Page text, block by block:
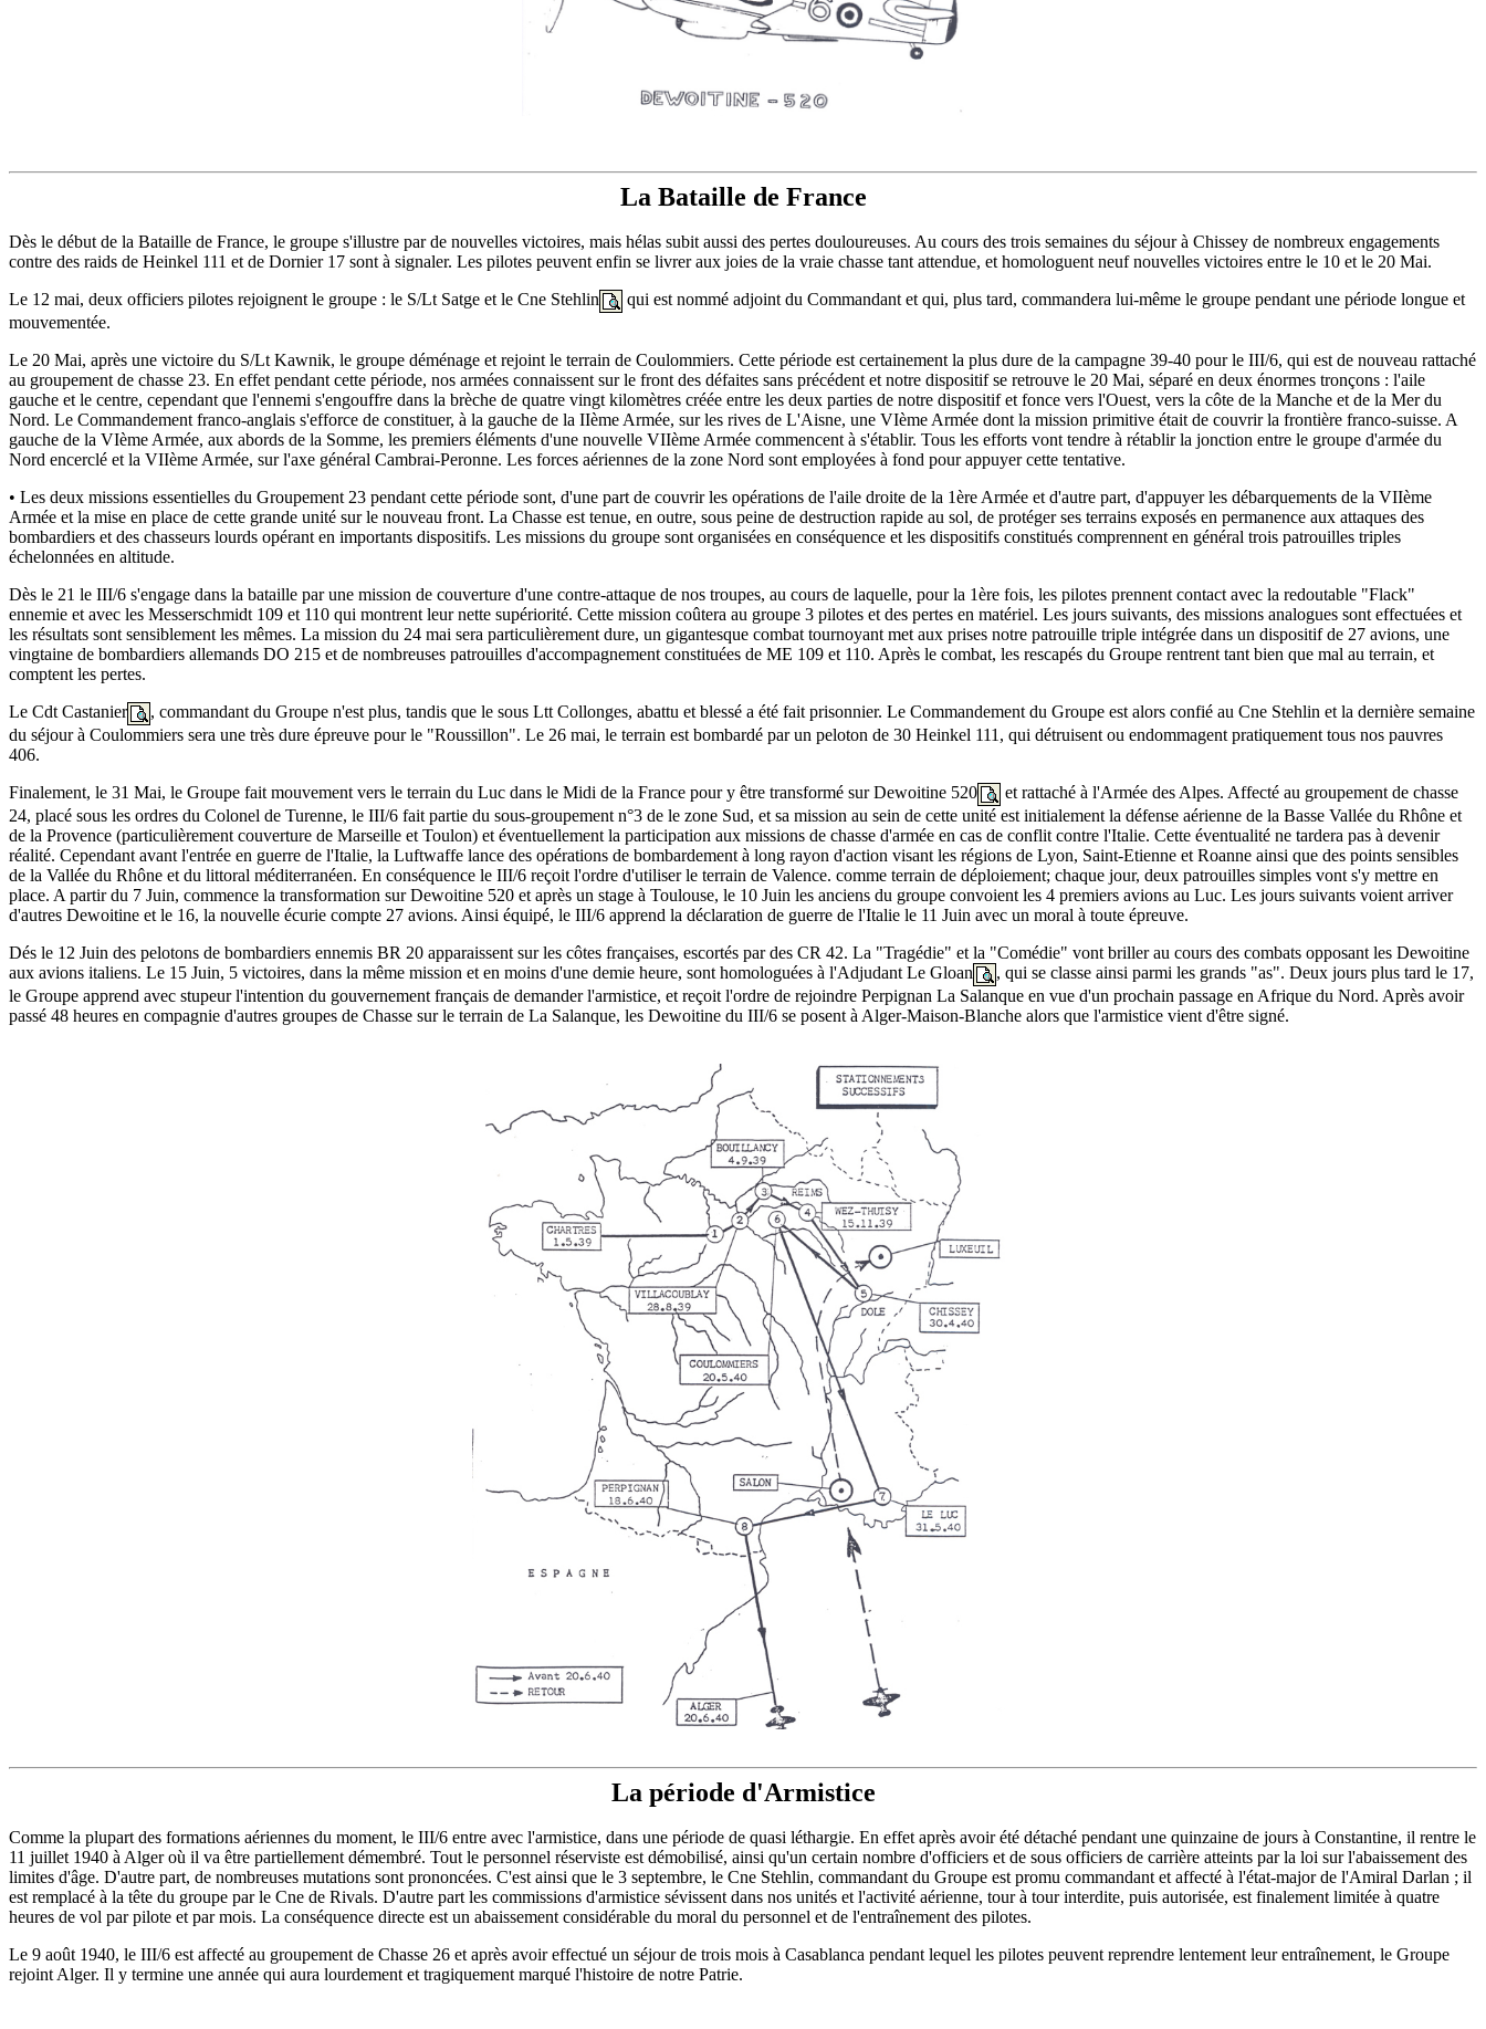
La Bataille de France
Dès le début de la Bataille de France, le groupe s'illustre par de nouvelles victoires, mais hélas subit aussi des pertes douloureuses. Au cours des trois semaines du séjour à Chissey de nombreux engagements
contre des raids de Heinkel 111 et de Dornier 17 sont à signaler. Les pilotes peuvent enfin se livrer aux joies de la vraie chasse tant attendue, et homologuent neuf nouvelles victoires entre le 10 et le 20 Mai.
Le 12 mai, deux officiers pilotes rejoignent le groupe : le S/Lt Satge et le Cne Stehlin
qui est nommé adjoint du Commandant et qui, plus tard, commandera lui-même le groupe pendant une période longue et
mouvementée.
Le 20 Mai, après une victoire du S/Lt Kawnik, le groupe déménage et rejoint le terrain de Coulommiers. Cette période est certainement la plus dure de la campagne 39-40 pour le III/6, qui est de nouveau rattaché
au groupement de chasse 23. En effet pendant cette période, nos armées connaissent sur le front des défaites sans précédent et notre dispositif se retrouve le 20 Mai, séparé en deux énormes tronçons : l'aile
gauche et le centre, cependant que l'ennemi s'engouffre dans la brèche de quatre vingt kilomètres créée entre les deux parties de notre dispositif et fonce vers l'Ouest, vers la côte de la Manche et de la Mer du
Nord. Le Commandement franco-anglais s'efforce de constituer, à la gauche de la IIème Armée, sur les rives de L'Aisne, une VIème Armée dont la mission primitive était de couvrir la frontière franco-suisse. A
gauche de la VIème Armée, aux abords de la Somme, les premiers éléments d'une nouvelle VIIème Armée commencent à s'établir. Tous les efforts vont tendre à rétablir la jonction entre le groupe d'armée du
Nord encerclé et la VIIème Armée, sur l'axe général Cambrai-Peronne. Les forces aériennes de la zone Nord sont employées à fond pour appuyer cette tentative.
• Les deux missions essentielles du Groupement 23 pendant cette période sont, d'une part de couvrir les opérations de l'aile droite de la 1ère Armée et d'autre part, d'appuyer les débarquements de la VIIème
Armée et la mise en place de cette grande unité sur le nouveau front. La Chasse est tenue, en outre, sous peine de destruction rapide au sol, de protéger ses terrains exposés en permanence aux attaques des
bombardiers et des chasseurs lourds opérant en importants dispositifs. Les missions du groupe sont organisées en conséquence et les dispositifs constitués comprennent en général trois patrouilles triples
échelonnées en altitude.
Dès le 21 le III/6 s'engage dans la bataille par une mission de couverture d'une contre-attaque de nos troupes, au cours de laquelle, pour la 1ère fois, les pilotes prennent contact avec la redoutable "Flack"
ennemie et avec les Messerschmidt 109 et 110 qui montrent leur nette supériorité. Cette mission coûtera au groupe 3 pilotes et des pertes en matériel. Les jours suivants, des missions analogues sont effectuées et
les résultats sont sensiblement les mêmes. La mission du 24 mai sera particulièrement dure, un gigantesque combat tournoyant met aux prises notre patrouille triple intégrée dans un dispositif de 27 avions, une
vingtaine de bombardiers allemands DO 215 et de nombreuses patrouilles d'accompagnement constituées de ME 109 et 110. Après le combat, les rescapés du Groupe rentrent tant bien que mal au terrain, et
comptent les pertes.
Le Cdt Castanier
, commandant du Groupe n'est plus, tandis que le sous Ltt Collonges, abattu et blessé a été fait prisonnier. Le Commandement du Groupe est alors confié au Cne Stehlin et la dernière semaine
du séjour à Coulommiers sera une très dure épreuve pour le "Roussillon". Le 26 mai, le terrain est bombardé par un peloton de 30 Heinkel 111, qui détruisent ou endommagent pratiquement tous nos pauvres
406.
Finalement, le 31 Mai, le Groupe fait mouvement vers le terrain du Luc dans le Midi de la France pour y être transformé sur Dewoitine 520
et rattaché à l'Armée des Alpes. Affecté au groupement de chasse
24, placé sous les ordres du Colonel de Turenne, le III/6 fait partie du sous-groupement n°3 de le zone Sud, et sa mission au sein de cette unité est initialement la défense aérienne de la Basse Vallée du Rhône et
de la Provence (particulièrement couverture de Marseille et Toulon) et éventuellement la participation aux missions de chasse d'armée en cas de conflit contre l'Italie. Cette éventualité ne tardera pas à devenir
réalité. Cependant avant l'entrée en guerre de l'Italie, la Luftwaffe lance des opérations de bombardement à long rayon d'action visant les régions de Lyon, Saint-Etienne et Roanne ainsi que des points sensibles
de la Vallée du Rhône et du littoral méditerranéen. En conséquence le III/6 reçoit l'ordre d'utiliser le terrain de Valence. comme terrain de déploiement; chaque jour, deux patrouilles simples vont s'y mettre en
place. A partir du 7 Juin, commence la transformation sur Dewoitine 520 et après un stage à Toulouse, le 10 Juin les anciens du groupe convoient les 4 premiers avions au Luc. Les jours suivants voient arriver
d'autres Dewoitine et le 16, la nouvelle écurie compte 27 avions. Ainsi équipé, le III/6 apprend la déclaration de guerre de l'Italie le 11 Juin avec un moral à toute épreuve.
Dés le 12 Juin des pelotons de bombardiers ennemis BR 20 apparaissent sur les côtes françaises, escortés par des CR 42. La "Tragédie" et la "Comédie" vont briller au cours des combats opposant les Dewoitine
aux avions italiens. Le 15 Juin, 5 victoires, dans la même mission et en moins d'une demie heure, sont homologuées à l'Adjudant Le Gloan
, qui se classe ainsi parmi les grands "as". Deux jours plus tard le 17,
le Groupe apprend avec stupeur l'intention du gouvernement français de demander l'armistice, et reçoit l'ordre de rejoindre Perpignan La Salanque en vue d'un prochain passage en Afrique du Nord. Après avoir
passé 48 heures en compagnie d'autres groupes de Chasse sur le terrain de La Salanque, les Dewoitine du III/6 se posent à Alger-Maison-Blanche alors que l'armistice vient d'être signé.
La période d'Armistice
Comme la plupart des formations aériennes du moment, le III/6 entre avec l'armistice, dans une période de quasi léthargie. En effet après avoir été détaché pendant une quinzaine de jours à Constantine, il rentre le
11 juillet 1940 à Alger où il va être partiellement démembré. Tout le personnel réserviste est démobilisé, ainsi qu'un certain nombre d'officiers et de sous officiers de carrière atteints par la loi sur l'abaissement des
limites d'âge. D'autre part, de nombreuses mutations sont prononcées. C'est ainsi que le 3 septembre, le Cne Stehlin, commandant du Groupe est promu commandant et affecté à l'état-major de l'Amiral Darlan ; il
est remplacé à la tête du groupe par le Cne de Rivals. D'autre part les commissions d'armistice sévissent dans nos unités et l'activité aérienne, tour à tour interdite, puis autorisée, est finalement limitée à quatre
heures de vol par pilote et par mois. La conséquence directe est un abaissement considérable du moral du personnel et de l'entraînement des pilotes.
Le 9 août 1940, le III/6 est affecté au groupement de Chasse 26 et après avoir effectué un séjour de trois mois à Casablanca pendant lequel les pilotes peuvent reprendre lentement leur entraînement, le Groupe
rejoint Alger. Il y termine une année qui aura lourdement et tragiquement marqué l'histoire de notre Patrie.